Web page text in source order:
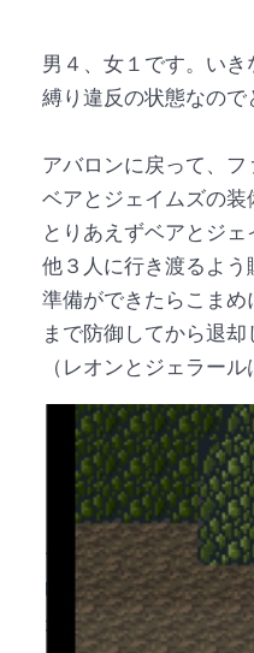
男４、女１です。いき
縛り違反の状態なので
アバロンに戻って、フ
ベアとジェイムズの装
とりあえずベアとジ
他３人に行き渡るよう
準備ができたらこま
まで防御してから退却
（レオンとジェラー